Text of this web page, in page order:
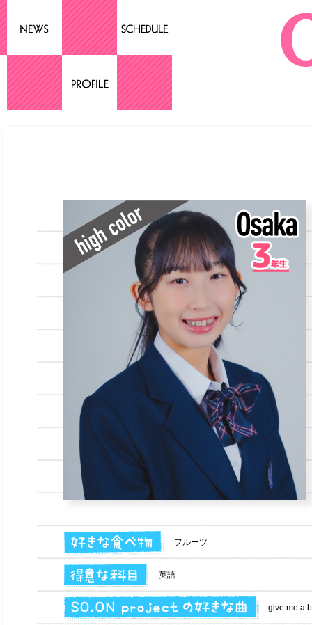
フルーツ
英語
give me a